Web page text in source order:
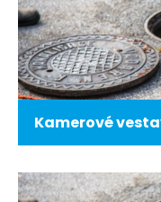
Kamerové